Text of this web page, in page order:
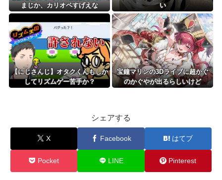
まじか、カリオペすげえな
い
【にじさんじ】オタクくんもしか
してリズムゲー苦手か？
宝鐘マリンの3Dライブに超かぐ
のかぐやが出るらしいけど
シェアする
X Facebook はてブ
Pocket LINE Pinterest